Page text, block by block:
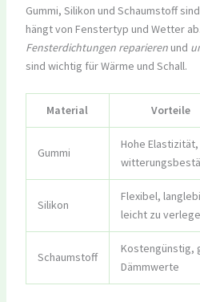
Gummi, Silikon und Schaumstoff
hängt von Fenstertyp und Wetter
Fensterdichtungen reparierenund
sind wichtig für Wärme und Schall.
Material Vorteile
Gummi
Hohe Elastizität,
Silikon
Flexibel,
leicht zu
Schaumstoff
Kostengünstig,
Dämmwerte